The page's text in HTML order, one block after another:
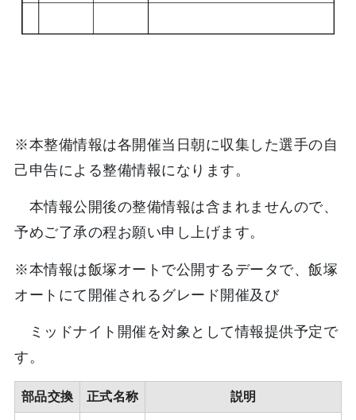
※本整備情報は各開催当日朝に収集した選手の自
己申告による整備情報になります。
本情報公開後の整備情報は含まれませんので、
予めご了承の程お願い申し上げます。
※本情報は飯塚オートで公開するデータで、飯塚
オートにて開催されるグレード開催及び
ミッドナイト開催を対象として情報提供予定で
す。
部品交換 正式名称 説明